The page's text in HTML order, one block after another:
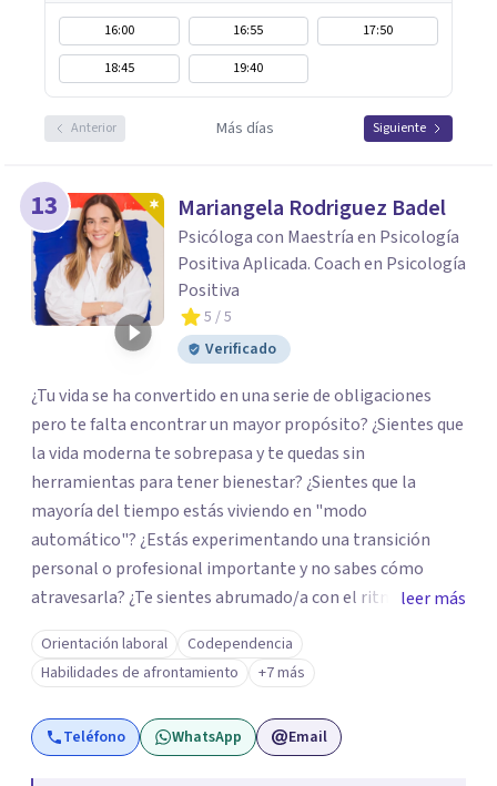
16:00 16:55
17:50
18:45
19:40
Anterior Más días Siguiente
13 Mariangela Rodriguez Badel
Psicóloga con Maestría en Psicología
Positiva Aplicada. Coach en Psicología
Positiva
5 / 5
Verificado
¿Tu vida se ha convertido en una serie de obligaciones
pero te falta encontrar un mayor propósito? ¿Sientes que
la vida moderna te sobrepasa y te quedas sin
herramientas para tener bienestar? ¿Sientes que la
mayoría del tiempo estás viviendo en "modo
automático"? ¿Estás experimentando una transición
personal o profesional importante y no sabes cómo
atravesarla? ¿Te sientes abrumado/a con el ritmo de tu
día a día y te preguntas si hay una mejor manera de vivir?
¿Aunque no estás deprimido/a sientes que te gustaría
potenciar tu capacidad de bienestar? Hola, Soy
Mariangela Rodriguez Badel. Uno de mis propósitos de
vida es impactar positivamente la vida de jóvenes y
leer más
Orientación laboral
Codependencia
Habilidades de afrontamiento
+7 más
Teléfono WhatsApp Email